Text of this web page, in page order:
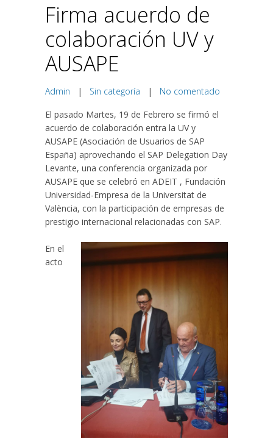
Firma acuerdo de
colaboración UV y
AUSAPE
Admin | Sin categoría | No comentado
El pasado Martes, 19 de Febrero se firmó el
acuerdo de colaboración entra la UV y
AUSAPE (Asociación de Usuarios de SAP
España) aprovechando el SAP Delegation Day
Levante, una conferencia organizada por
AUSAPE que se celebró en ADEIT , Fundación
Universidad-Empresa de la Universitat de
València, con la participación de empresas de
prestigio internacional relacionadas con SAP.
En el
acto